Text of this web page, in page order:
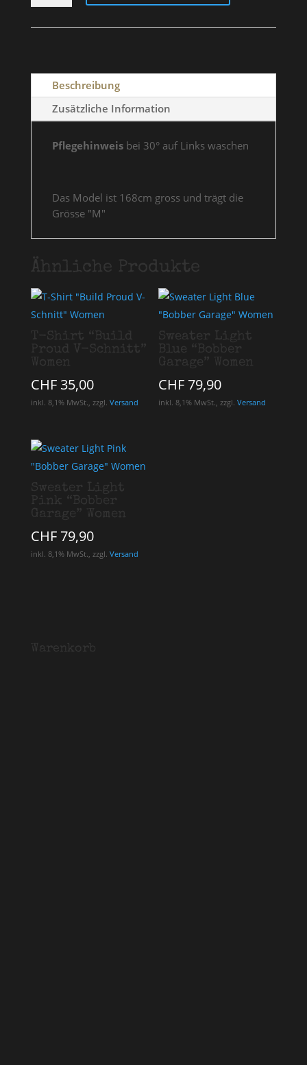
GARAGE"
Beschreibung
Zusätzliche Information
Pflegehinweis bei 30° auf Links waschen
Das Model ist 168cm gross und trägt die
Grösse "M"
Ähnliche Produkte
T-Shirt “Build
Proud V-Schnitt”
Women
CHF35,00
inkl. 8,1% MwSt., zzgl. Versand
Sweater Light
Blue “Bobber
Garage” Women
CHF 79,90
inkl. 8,1% MwSt., zzgl.Versand
Sweater Light
Pink “Bobber
Garage” Women
CHF79,90
inkl. 8,1% MwSt., zzgl. Versand
Warenkorb